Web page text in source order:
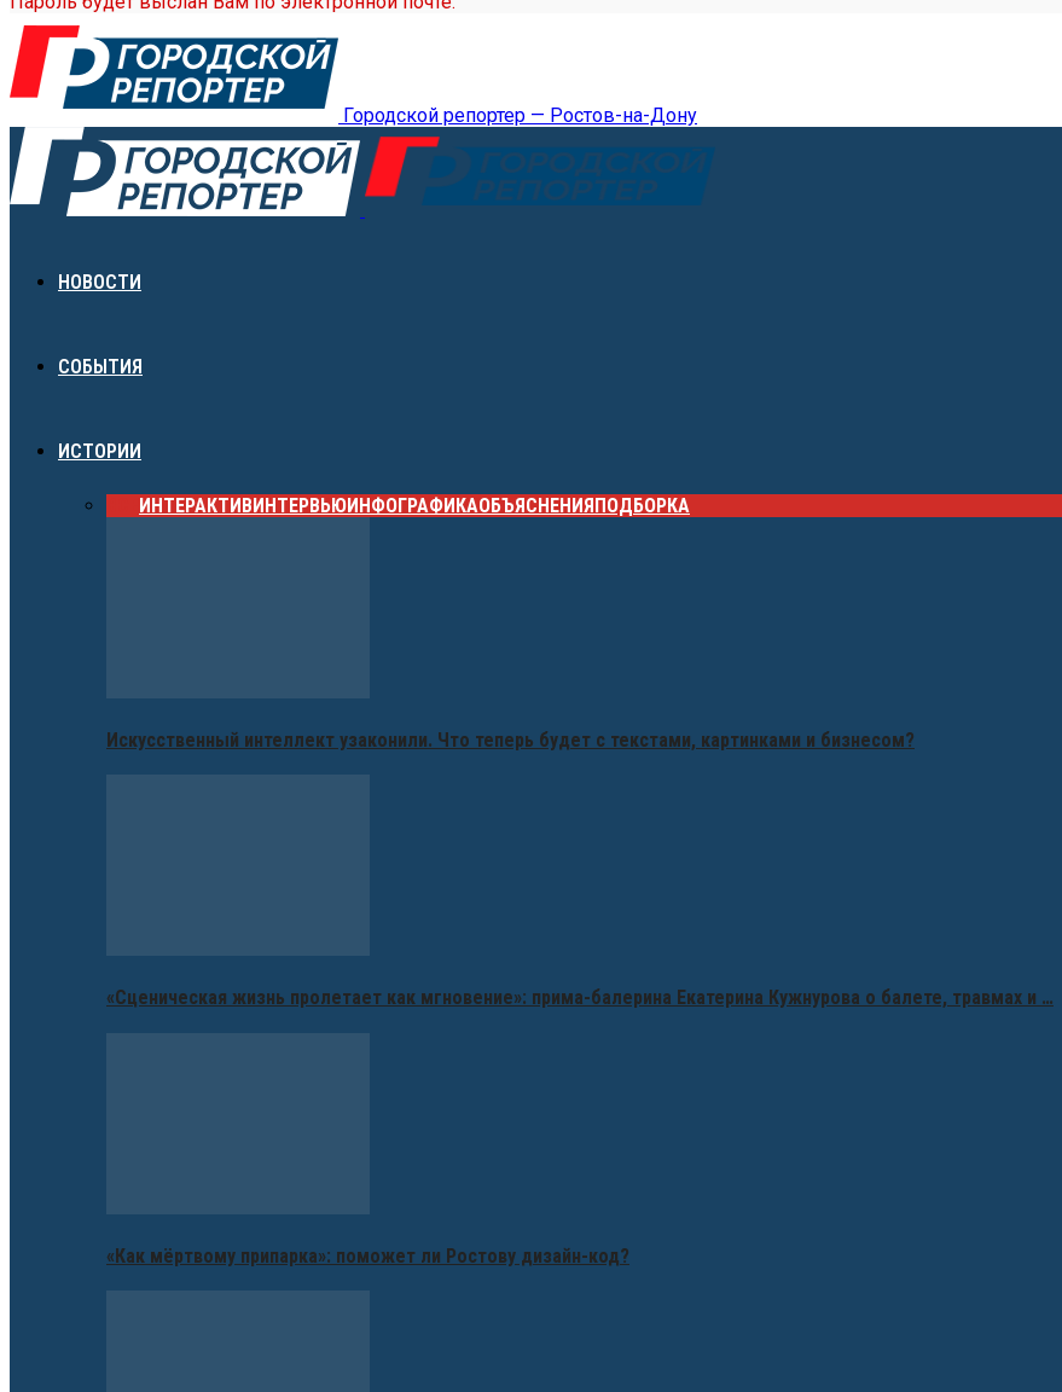
Городской репортер — Ростов-на-Дону
НОВОСТИ
СОБЫТИЯ
ИСТОРИИ
ИНТЕРАКТИВИНТЕРВЬЮИНФОГРАФИКАОБЪЯСНЕНИЯПОДБОРКА
Искусственный интеллект узаконили. Что теперь будет с текстами, картинками и бизнесом?
«Сценическая жизнь пролетает как мгновение»: прима-балерина Екатерина Кужнурова о балете, травмах и …
«Как мёртвому припарка»: поможет ли Ростову дизайн-код?